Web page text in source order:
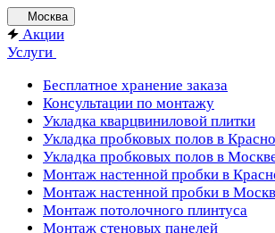
Москва
Акции
Услуги
Бесплатное хранение заказа
Консультации по монтажу
Укладка кварцвиниловой плитки
Укладка пробковых полов в
Укладка пробковых полов в
Монтаж настенной пробки в
Монтаж настенной пробки в
Монтаж потолочного плинтуса
Монтаж стеновых панелей